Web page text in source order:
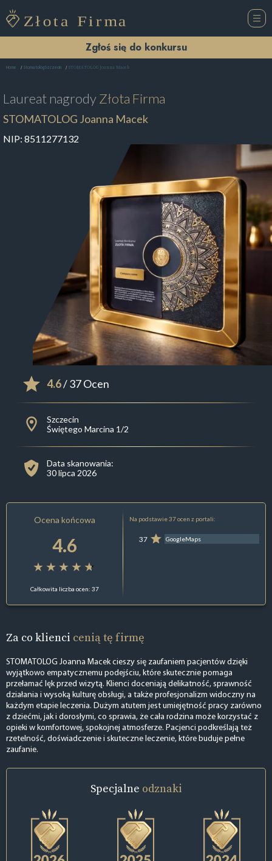
Zgłoś się do konkursu
Home Stomatolog Szczecin STOMATOLOG Joanna Macek
Laureat nagrodyZłota Firma
STOMATOLOG Joanna Macek
NIP: 8511277132
4.6/ 37 Ocen
Szczecin
Świętego Marcina 1/2
Data skanowania:
30 lipca 2026
Ocena końcowa
4.6
Całkowita liczba ocen: 37
Na podstawie 37 ocen z portali:
37 GoogleMaps
Za co klienci cenią tę firmę
STOMATOLOG Joanna Macek cieszy się zaufaniem pacjentów dzięki
wyjątkowo empatycznemu podejściu, które skutecznie pomaga
przełamać lęk przed wizytą. Klienci doceniają delikatność, sprawność
działania i wysoką kulturę obsługi, a także profesjonalizm widoczny na
każdym etapie leczenia. Dużym atutem jest umiejętność pracy zarówno
z dziećmi, jak i dorosłymi, co sprawia, że cała rodzina może korzystać z
opieki w komfortowej, spokojnej atmosferze. Pacjenci podkreślają też
rzetelność, doświadczenie i skuteczne leczenie, które buduje pełne
zaufanie.
Specjalne odznaki